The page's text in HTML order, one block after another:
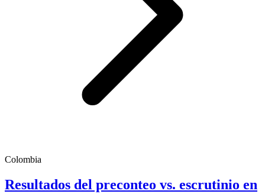
Colombia
Resultados del preconteo vs. escrutinio en